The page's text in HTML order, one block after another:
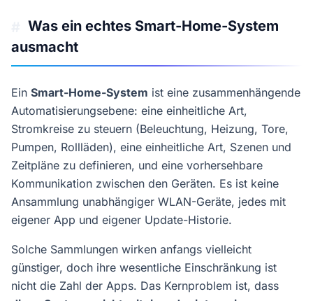
Was ein echtes Smart-Home-System
ausmacht
Ein Smart-Home-System ist eine zusammenhängende
Automatisierungsebene: eine einheitliche Art,
Stromkreise zu steuern (Beleuchtung, Heizung, Tore,
Pumpen, Rollläden), eine einheitliche Art, Szenen und
Zeitpläne zu definieren, und eine vorhersehbare
Kommunikation zwischen den Geräten. Es ist keine
Ansammlung unabhängiger WLAN-Geräte, jedes mit
eigener App und eigener Update-Historie.
Solche Sammlungen wirken anfangs vielleicht
günstiger, doch ihre wesentliche Einschränkung ist
nicht die Zahl der Apps. Das Kernproblem ist, dass